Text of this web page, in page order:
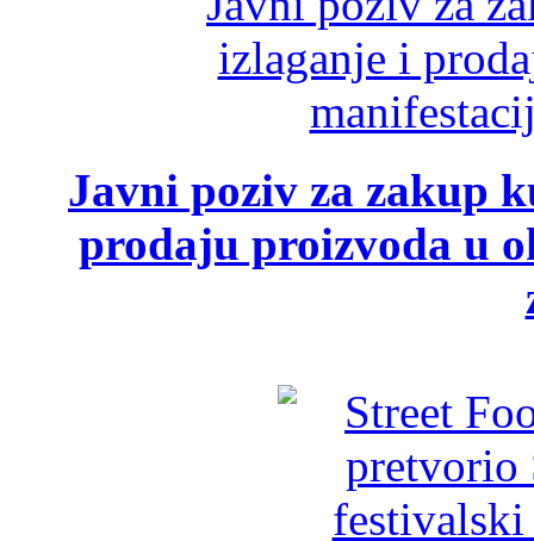
Javni poziv za zakup
prodaju proizvoda u